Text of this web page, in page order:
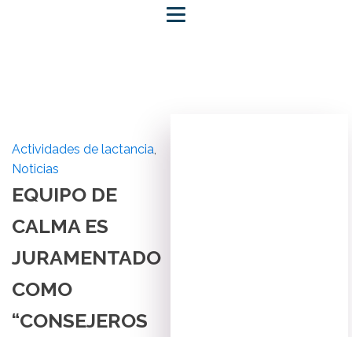
Actividades de lactancia,
Noticias
EQUIPO DE
CALMA ES
JURAMENTADO
COMO
“CONSEJEROS